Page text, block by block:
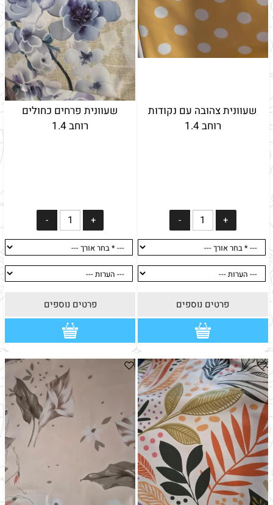
שעוונית צהובה עם נקודות
רוחב 1.4
פרטים נוספים
שעוונית פרחים כחולים
רוחב 1.4
פרטים נוספים